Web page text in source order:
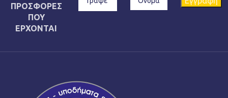
ΠΡΟΣΦΟΡΕΣ
ΠΟΥ
ΕΡΧΟΝΤΑΙ